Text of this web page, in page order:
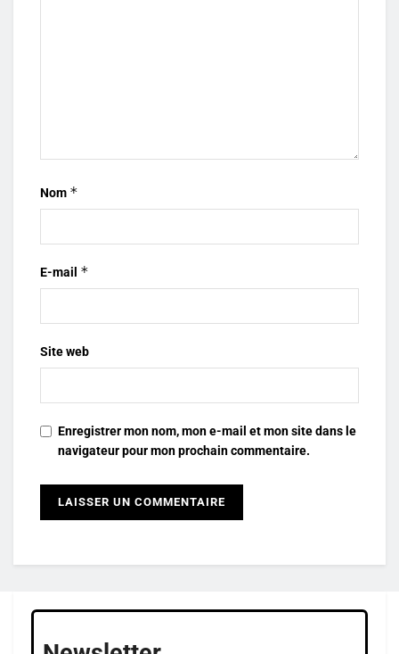
Nom *
E-mail *
Site web
Enregistrer mon nom, mon e-mail et mon site dans le
navigateur pour mon prochain commentaire.